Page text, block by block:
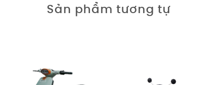
Sản phẩm tương tự